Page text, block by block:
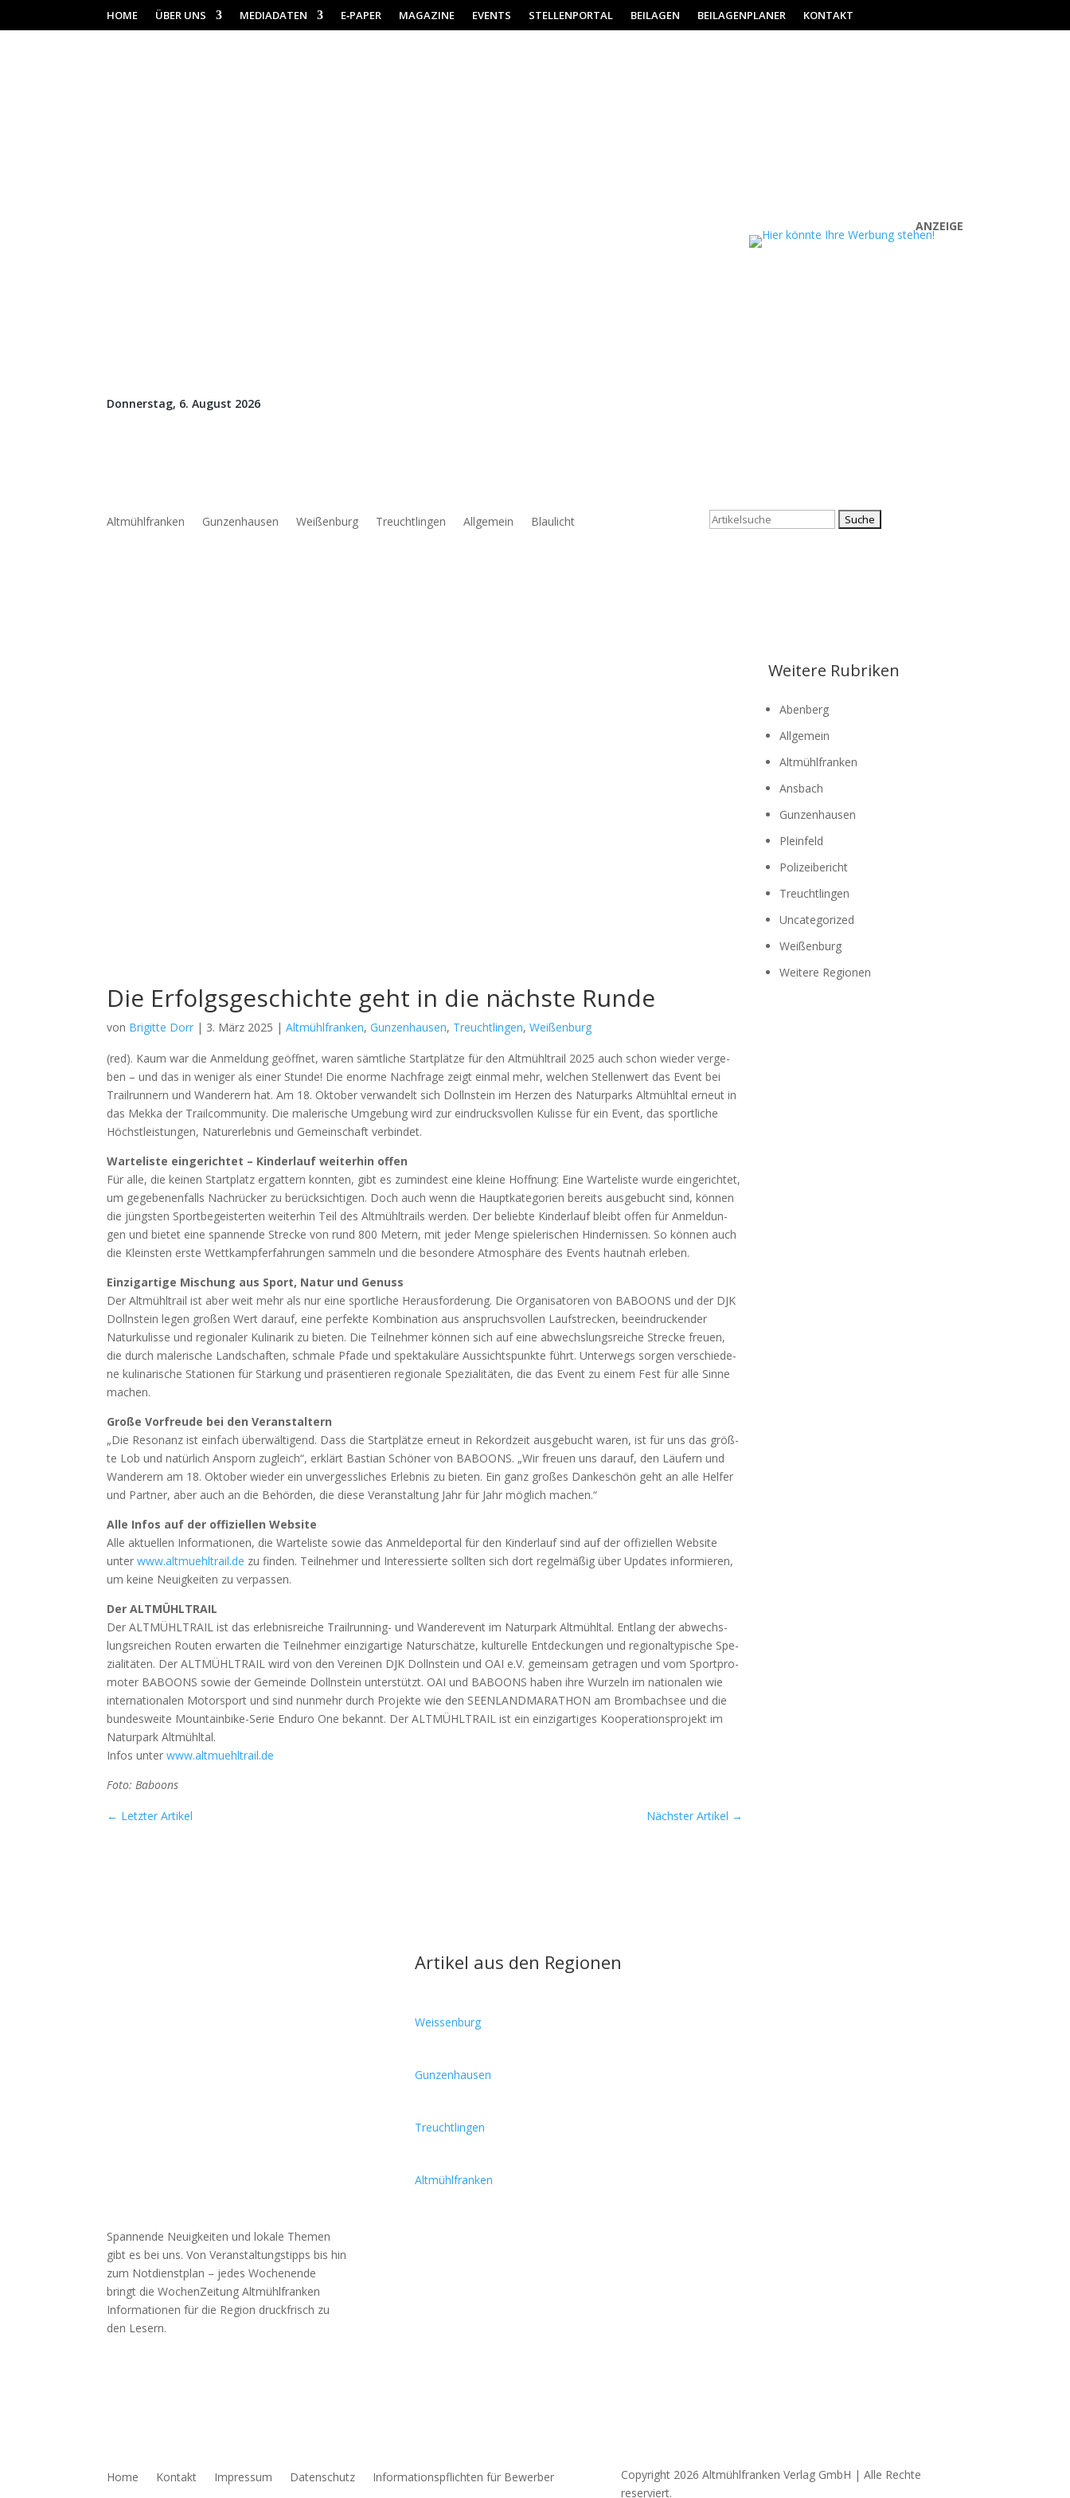
HOME ÜBER UNS MEDIADATEN E‑PAPER MAGAZINE EVENTS STELLENPORTAL BEILAGEN BEILAGENPLANER KONTAKT
Donnerstag, 6. August 2026
ANZEIGE
Altmühlfranken Gunzenhausen Weißenburg Treuchtlingen Allgemein Blaulicht
Suchen
Die Erfolgsgeschichte geht in die nächste Runde
von Brigitte Dorr | 3. März 2025 |Altmühlfranken,Gunzenhausen, Treuchtlingen,Weißenburg
(red). Kaum war die Anmel­dung geöff­net, waren sämt­li­che Start­plät­ze für den Alt­mühl­trail 2025 auch schon wie­der ver­ge­
ben – und das in weni­ger als einer Stun­de! Die enor­me Nach­fra­ge zeigt ein­mal mehr, wel­chen Stel­len­wert das Event bei
Trail­run­nern und Wan­de­rern hat. Am 18. Okto­ber ver­wan­delt sich Dolln­stein im Her­zen des Natur­parks Alt­mühl­tal erneut in
das Mek­ka der Trail­com­mu­ni­ty. Die male­ri­sche Umge­bung wird zur ein­drucks­vol­len Kulis­se für ein Event, das sport­li­che
Höchst­leis­tun­gen, Natur­er­leb­nis und Gemein­schaft ver­bin­det.
War­te­lis­te ein­ge­rich­tet – Kin­der­lauf wei­ter­hin offen
Für alle, die kei­nen Start­platz ergat­tern konn­ten, gibt es zumin­dest eine klei­ne Hoff­nung: Eine War­te­lis­te wur­de ein­ge­rich­tet,
um gege­be­nen­falls Nach­rü­cker zu berück­sich­ti­gen. Doch auch wenn die Haupt­ka­te­go­rien bereits aus­ge­bucht sind, kön­nen
die jüngs­ten Sport­be­geis­ter­ten wei­ter­hin Teil des Alt­mühl­trails wer­den. Der belieb­te Kin­der­lauf bleibt offen für Anmel­dun­
gen und bie­tet eine span­nen­de Stre­cke von rund 800 Metern, mit jeder Men­ge spie­le­ri­schen Hin­der­nis­sen. So kön­nen auch
die Kleins­ten ers­te Wett­kampf­erfah­run­gen sam­meln und die beson­de­re Atmo­sphä­re des Events haut­nah erle­ben.
Ein­zig­ar­ti­ge Mischung aus Sport, Natur und Genuss
Der Alt­mühl­trail ist aber weit mehr als nur eine sport­li­che Her­aus­for­de­rung. Die Orga­ni­sa­to­ren von BABOONS und der DJK
Dolln­stein legen gro­ßen Wert dar­auf, eine per­fek­te Kom­bi­na­ti­on aus anspruchs­vol­len Lauf­stre­cken, beein­dru­cken­der
Natur­ku­lis­se und regio­na­ler Kuli­na­rik zu bie­ten. Die Teil­neh­mer kön­nen sich auf eine abwechs­lungs­rei­che Stre­cke freu­en,
die durch male­ri­sche Land­schaf­ten, schma­le Pfa­de und spek­ta­ku­lä­re Aus­sichts­punk­te führt. Unter­wegs sor­gen ver­schie­de­
ne kuli­na­ri­sche Sta­tio­nen für Stär­kung und prä­sen­tie­ren regio­na­le Spe­zia­li­tä­ten, die das Event zu einem Fest für alle Sin­ne
machen.
Gro­ße Vor­freu­de bei den Ver­an­stal­tern
„Die Reso­nanz ist ein­fach über­wäl­ti­gend. Dass die Start­plät­ze erneut in Rekord­zeit aus­ge­bucht waren, ist für uns das größ­
te Lob und natür­lich Ansporn zugleich“, erklärt Bas­ti­an Schö­ner von BABOONS. „Wir freu­en uns dar­auf, den Läu­fern und
Wan­de­rern am 18. Okto­ber wie­der ein unver­gess­li­ches Erleb­nis zu bie­ten. Ein ganz gro­ßes Dan­ke­schön geht an alle Hel­fer
und Part­ner, aber auch an die Behör­den, die die­se Ver­an­stal­tung Jahr für Jahr mög­lich machen.“
Alle Infos auf der offi­zi­el­len Web­site
Alle aktu­el­len Infor­ma­tio­nen, die War­te­lis­te sowie das Anmel­de­por­tal für den Kin­der­lauf sind auf der offi­zi­el­len Web­site
unterwww.altmuehltrail.de zu fin­den. Teil­neh­mer und Inter­es­sier­te soll­ten sich dort regel­mä­ßig über Updates infor­mie­ren,
um kei­ne Neu­ig­kei­ten zu ver­pas­sen.
Der ALTMÜHLTRAIL
Der ALTMÜHLTRAIL ist das erleb­nis­rei­che Trail­run­ning- und Wan­de­re­vent im Natur­park Alt­mühl­tal. Ent­lang der abwechs­
lungs­rei­chen Rou­ten erwar­ten die Teil­neh­mer ein­zig­ar­ti­ge Natur­schät­ze, kul­tu­rel­le Ent­de­ckun­gen und regio­nal­ty­pi­sche Spe­
zia­li­tä­ten. Der ALTMÜHLTRAIL wird von den Ver­ei­nen DJK Dolln­stein und OAI e.V. gemein­sam getra­gen und vom Sport­pro­
mo­ter BABOONS sowie der Gemein­de Dolln­stein unter­stützt. OAI und BABOONS haben ihre Wur­zeln im natio­na­len wie
inter­na­tio­na­len Motor­sport und sind nun­mehr durch Pro­jek­te wie den SEENLANDMARATHON am Brom­b­ach­see und die
bun­des­wei­te Moun­tain­bike-Serie Endu­ro One bekannt. Der ALTMÜHLTRAIL ist ein ein­zig­ar­ti­ges Koope­ra­ti­ons­pro­jekt im
Natur­park Alt­mühl­tal.
Infos unterwww.altmuehltrail.de
Foto: Baboons
← Letzter Artikel Nächster Artikel →
Weitere Rubriken
Abenberg
Allgemein
Altmühlfranken
Ansbach
Gunzenhausen
Pleinfeld
Polizeibericht
Treuchtlingen
Uncategorized
Weißenburg
Weitere Regionen
Spannende Neuigkeiten und lokale Themen
gibt es bei uns. Von Veranstaltungstipps bis hin
zum Notdienstplan – jedes Wochenende
bringt die WochenZeitung Altmühlfranken
Informationen für die Region druckfrisch zu
den Lesern.
Artikel aus den Regionen
Weissenburg
Gunzenhausen
Treuchtlingen
Altmühlfranken
Home Kontakt Impressum Datenschutz Informationspflichten für Bewerber
Copyright 2026 Altmühlfranken Verlag GmbH | Alle Rechte
reserviert.